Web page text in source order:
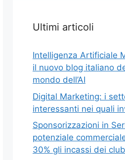
Ultimi articoli
Intelligenza Artificiale
il nuovo blog italiano
mondo dell’AI
Digital Marketing: i
interessanti nei quali
Sponsorizzazioni in
potenziale
30% gli incassi dei club